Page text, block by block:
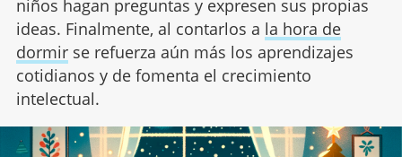
niños hagan preguntas y expresen sus propias
ideas. Finalmente, al contarlos a la hora de
dormirse refuerza aún más los aprendizajes
cotidianos y de fomenta el crecimiento
intelectual.